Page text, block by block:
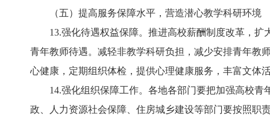
（五）提高服务保障水平，营造潜心教学科研环境
13.强化待遇权益保障。推进高校薪酬制度改革，扩
青年教师待遇。减轻非教学科研负担，减少安排青年教
心健康，定期组织体检，提供心理健康服务，丰富文体
14.强化组织保障工作。各地各部门要把加强高校青
政、人力资源社会保障、住房城乡建设等部门要按照职